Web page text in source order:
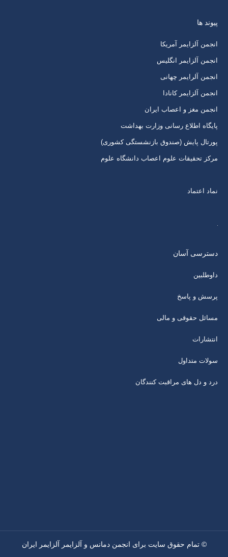
کردن
پنجره
جدید
پنجره
جدید
پنجره
جدید
پنجره
جدید
پیوند ها
انجمن آلزایمر آمریکا
انجمن آلزایمر انگلیس
انجمن آلرایمر چهانی
انجمن آلزایمر کانادا
انجمن مغز و اعصاب ایران
پایگاه اطلاع رسانی وزارت بهداشت
پورتال پایش (صندوق بازنشستگی کشوری)
مرکز تحقیقات علوم اعصاب دانشگاه علوم
نماد اعتماد
دسترسی آسان
داوطلبین
پرسش و پاسخ
مسائل حقوقی و مالی
انتشارات
سولات متداول
درد و دل های مراقبت کنندگان
© تمام حقوق سایت برای انجمن دمانس و آلزایمر آلزایمر ایران